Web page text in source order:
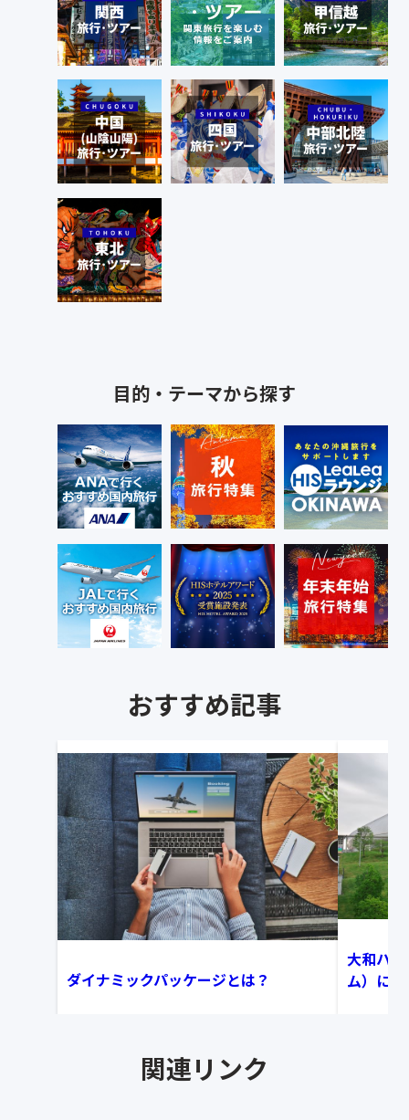
目的・テーマから探す
おすすめ記事
ダイナミックパッケージとは？
大和ハ
ム）に
関連リンク